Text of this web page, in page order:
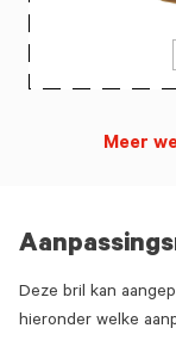
Deze bril kan
hieronder welke
Meer